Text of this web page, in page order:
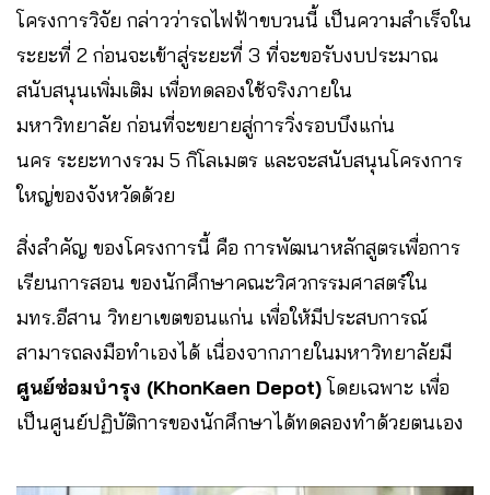
โครงการวิจัย กล่าวว่ารถไฟฟ้าขบวนนี้ เป็นความสำเร็จใน
ระยะที่ 2 ก่อนจะเข้าสู่ระยะที่ 3 ที่จะขอรับงบประมาณ
สนับสนุนเพิ่มเติม เพื่อทดลองใช้จริงภายใน
มหาวิทยาลัย ก่อนที่จะขยายสู่การวิ่งรอบบึงแก่น
นคร ระยะทางรวม 5 กิโลเมตร และจะสนับสนุนโครงการ
ใหญ่ของจังหวัดด้วย
สิ่งสำคัญ ของโครงการนี้ คือ การพัฒนาหลักสูตรเพื่อการ
เรียนการสอน ของนักศึกษาคณะวิศวกรรมศาสตร์ใน
มทร.อีสาน วิทยาเขตขอนแก่น เพื่อให้มีประสบการณ์
สามารถลงมือทำเองได้ เนื่องจากภายในมหาวิทยาลัยมี
ศูนย์ซ่อมบำรุง (KhonKaen Depot)โดยเฉพาะ เพื่อ
เป็นศูนย์ปฏิบัติการของนักศึกษาได้ทดลองทำด้วยตนเอง